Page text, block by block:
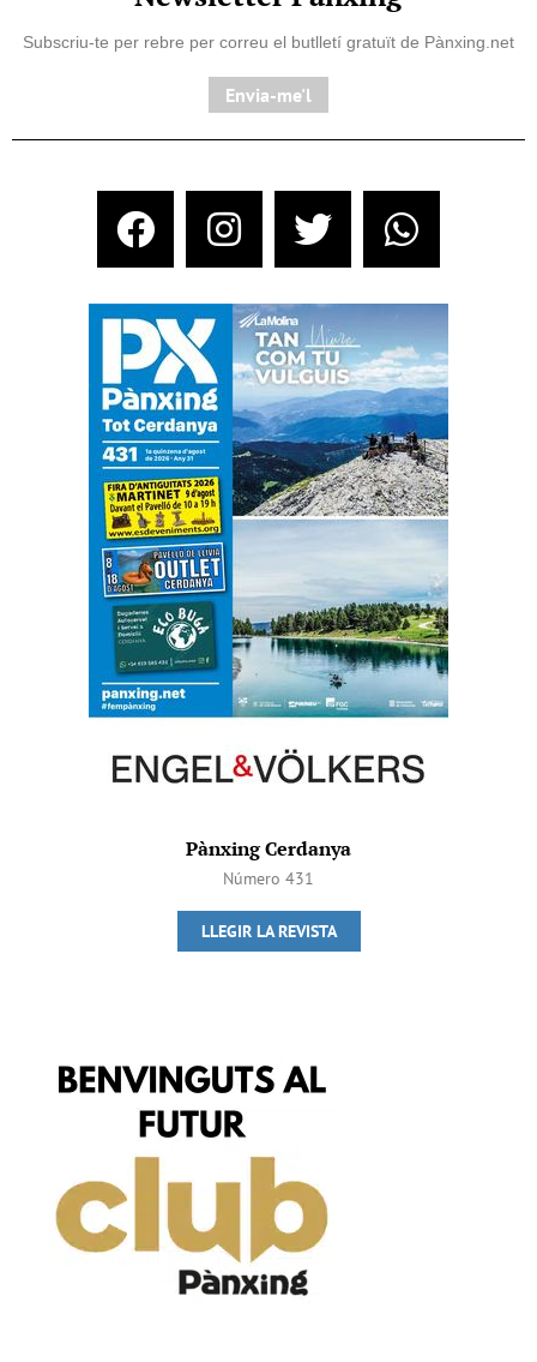
Subscriu-te per rebre per correu el butlletí gratuït de Pànxing.net​
Envia-me'l
Pànxing Cerdanya
Número 431
LLEGIR LA REVISTA